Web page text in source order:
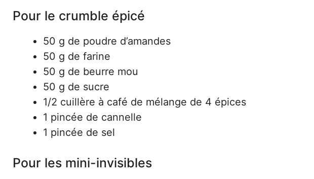
Pour le crumble épicé
50 g de poudre d’amandes
50 g de farine
50 g de beurre mou
50 g de sucre
1/2 cuillère à café de mélange de 4 épices
1 pincée de cannelle
1 pincée de sel
Pour les mini-invisibles